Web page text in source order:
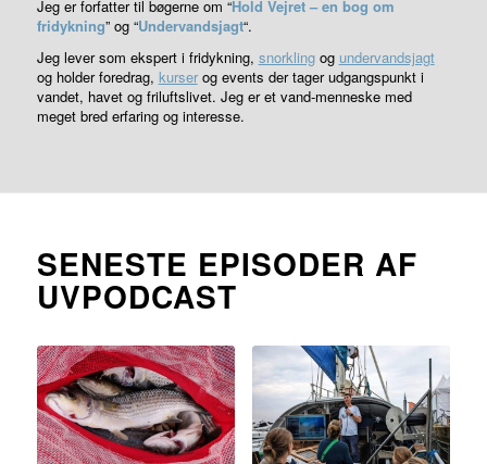
Jeg er forfatter til bøgerne om “Hold Vejret – en bog om
fridykning” og “Undervandsjagt“.
Jeg lever som ekspert i fridykning, snorklingog undervandsjagt
og holder foredrag, kurserog events der tager udgangspunkt i
vandet, havet og friluftslivet. Jeg er et vand-menneske med
meget bred erfaring og interesse.
SENESTE EPISODER AF
UVPODCAST